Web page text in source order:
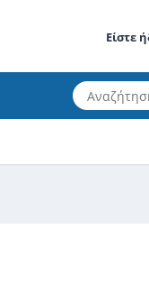
Είστε